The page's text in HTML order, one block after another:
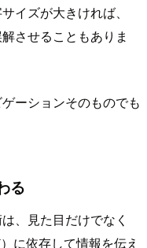
イズが大きければ、
させることもありま
ーションそのものでも
る
、見た目だけでなく
に依存して情報を伝え